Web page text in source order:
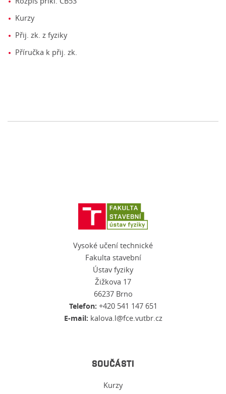
Kurzy
Přij. zk. z fyziky
Příručka k přij. zk.
Vysoké učení technické
Fakulta stavební
Ústav fyziky
Žižkova 17
66237 Brno
Telefon: +420 541 147 651
E-mail: kalova.l@fce.vutbr.cz
SOUČÁSTI
Kurzy